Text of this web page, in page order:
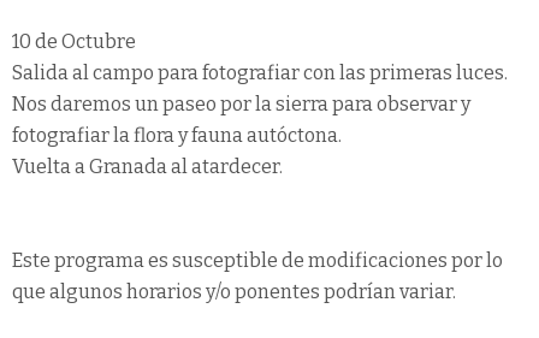
10 de Octubre
Salida al campo para fotografiar con las primeras luces.
Nos daremos un paseo por la sierra para observar y
fotografiar la flora y fauna autóctona.
Vuelta a Granada al atardecer.
Este programa es susceptible de modificaciones por lo
que algunos horarios y/o ponentes podrían variar.